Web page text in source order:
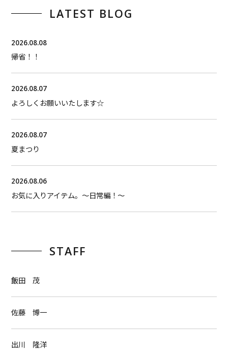
LATEST BLOG
2026.08.08
帰省！！
2026.08.07
よろしくお願いいたします☆
2026.08.07
夏まつり
2026.08.06
お気に入りアイテム。〜日常編！〜
STAFF
飯田 茂
佐藤 博一
出川 隆洋